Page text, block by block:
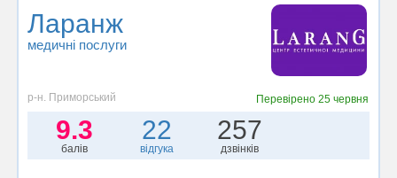
Ларанж
медичні послуги
р-н. Приморський Перевірено25 червня
9.3
балів
22
відгука
257
дзвінків